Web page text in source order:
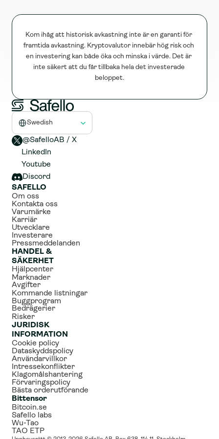
uppdaterad om den senaste kursutvecklingen är det viktigt att
ha tillgång till pålitlig och aktuell information.
Kom ihåg att historisk avkastning inte är en garanti för
framtida avkastning. Kryptovalutor innebär hög risk och
en investering kan både öka och minska i värde. Det är
inte säkert att du får tillbaka hela det investerade
beloppet.
Select Language
Swedish
@SafelloAB / X
LinkedIn
Youtube
Discord
SAFELLO
Om oss
Kontakta oss
Varumärke
Karriär
Utvecklare
Investerare
Pressmeddelanden
HANDEL &
SÄKERHET
Hjälpcenter
Marknader
Avgifter
Kommande listningar
Buggprogram
Bedrägerier
Risker
JURIDISK
INFORMATION
Cookie policy
Dataskyddspolicy
Användarvillkor
Intressekonflikter
Klagomålshantering
Förvaringspolicy
Bästa orderutförande
Bittensor
Bitcoin.se
Safello labs
Wu-Tao
TAO ETP